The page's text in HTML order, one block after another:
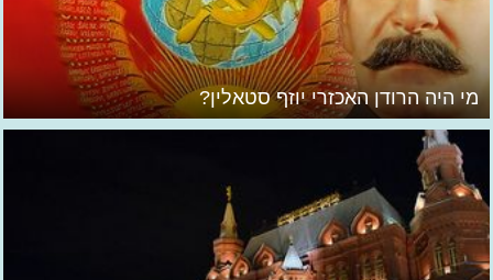
מי היה הרודן האכזרי יוזף סטאלין?